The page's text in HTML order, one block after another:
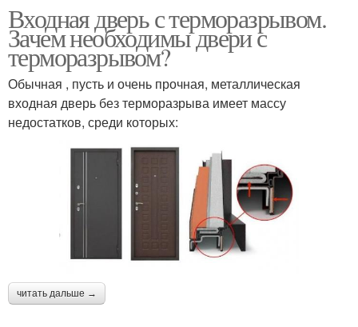
Входная дверь с терморазрывом.
Зачем необходимы двери с
терморазрывом?
Обычная , пусть и очень прочная, металлическая
входная дверь без терморазрыва имеет массу
недостатков, среди которых:
читать дальше →